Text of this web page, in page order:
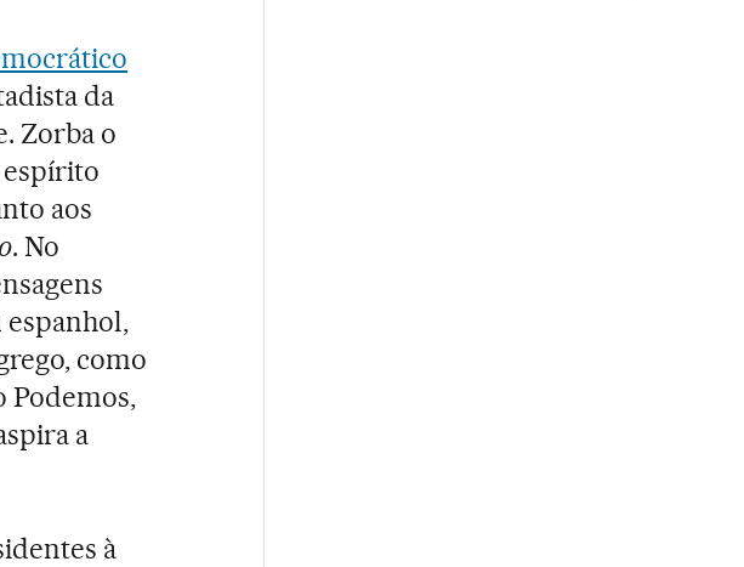
da
Zorba o
espírito
aos
. No
espanhol,
como
Podemos,
a
à